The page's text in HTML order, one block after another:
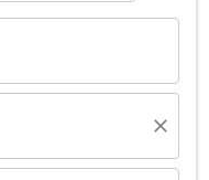
close